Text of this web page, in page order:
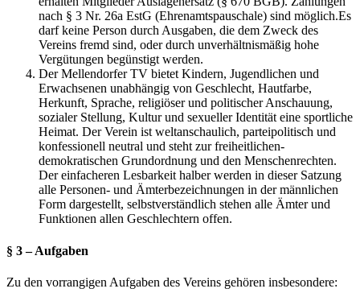
nach § 3 Nr. 26a EstG (Ehrenamtspauschale) sind möglich.Es
darf keine Person durch Ausgaben, die dem Zweck des
Vereins fremd sind, oder durch unverhältnismäßig hohe
Vergütungen begünstigt werden.
Der Mellendorfer TV bietet Kindern, Jugendlichen und
Erwachsenen unabhängig von Geschlecht, Hautfarbe,
Herkunft, Sprache, religiöser und politischer Anschauung,
sozialer Stellung, Kultur und sexueller Identität eine sportliche
Heimat. Der Verein ist weltanschaulich, parteipolitisch und
konfessionell neutral und steht zur freiheitlichen-
demokratischen Grundordnung und den Menschenrechten.
Der einfacheren Lesbarkeit halber werden in dieser Satzung
alle Personen- und Ämterbezeichnungen in der männlichen
Form dargestellt, selbstverständlich stehen alle Ämter und
Funktionen allen Geschlechtern offen.
§ 3 – Aufgaben
Zu den vorrangigen Aufgaben des Vereins gehören insbesondere: